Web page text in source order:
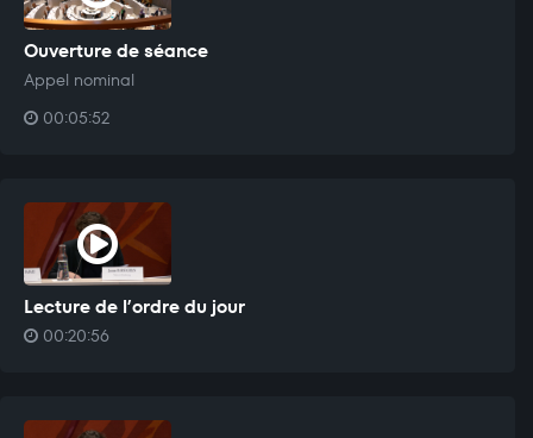
Ouverture de séance
Appel nominal
00:05:52
Lecture de l’ordre du jour
00:20:56